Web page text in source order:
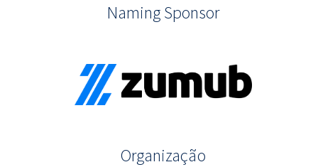
Naming Sponsor
Organização